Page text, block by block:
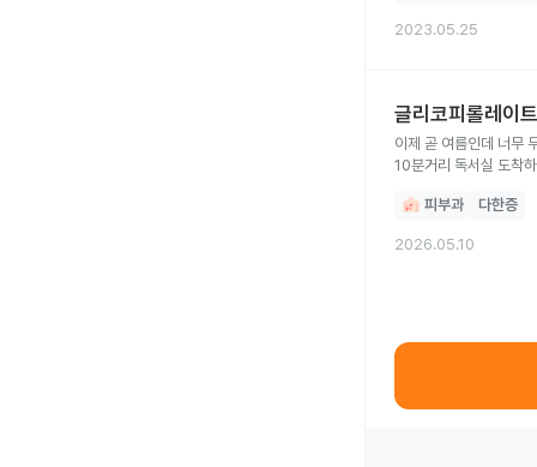
2023.05.25
글리코피롤레이
이제 곧 여름인데 너무
10분거리 독서실 도착하면 딱 걸음을
젖어서 떡져보이고 머
피부과 다한증
2026.05.10